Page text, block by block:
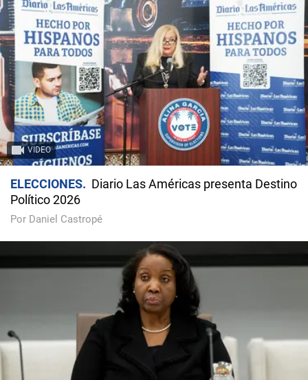
VIDEO
ELECCIONES
Diario Las Américas presenta Destino
Político 2026
Por Daniel Castropé